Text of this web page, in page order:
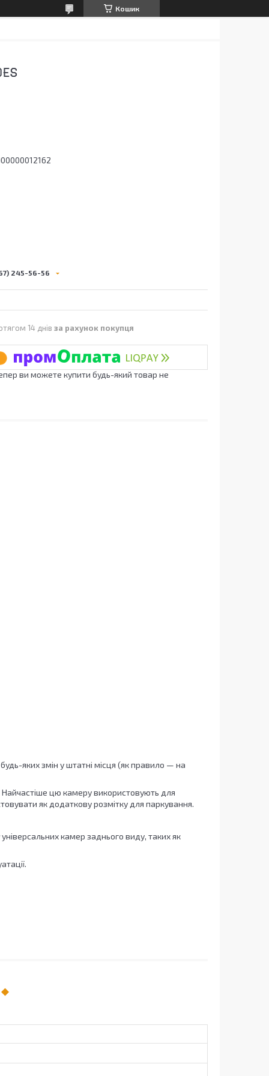
Кошик
245-56-56
14 днів за рахунок покупця
ви можете купити будь-який товар не
яких змін у штатні місця (як правило — на
цю камеру використовують для
як додаткову розмітку для паркування.
камер заднього виду, таких як